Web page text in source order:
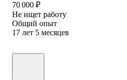
70 000 ₽
Не ищет работу
Общий опыт
17 лет 5 месяцев